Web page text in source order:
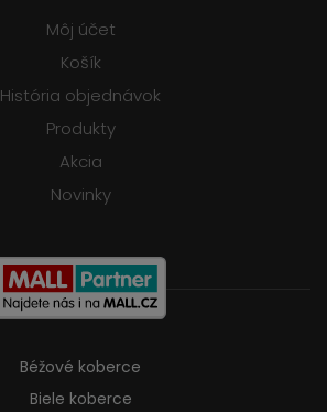
Môj účet
Košík
História objednávok
Produkty
Akcia
Novinky
Béžové koberce
Biele koberce